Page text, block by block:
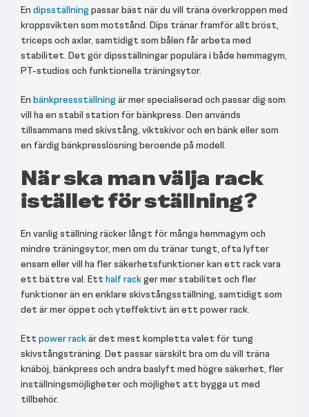
En dipsställning passar bäst när du vill träna överkroppen med
kroppsvikten som motstånd. Dips tränar framför allt bröst,
triceps och axlar, samtidigt som bålen får arbeta med
stabilitet. Det gör dipsställningar populära i både hemmagym,
PT-studios och funktionella träningsytor.
En bänkpressställning är mer specialiserad och passar dig som
vill ha en stabil station för bänkpress. Den används
tillsammans med skivstång, viktskivor och en bänk eller som
en färdig bänkpresslösning beroende på modell.
När ska man välja rack
istället för ställning?
En vanlig ställning räcker långt för många hemmagym och
mindre träningsytor, men om du tränar tungt, ofta lyfter
ensam eller vill ha fler säkerhetsfunktioner kan ett rack vara
ett bättre val. Ett half rackger mer stabilitet och fler
funktioner än en enklare skivstångsställning, samtidigt som
det är mer öppet och yteffektivt än ett power rack.
Ett power rackär det mest kompletta valet för tung
skivstångsträning. Det passar särskilt bra om du vill träna
knäböj, bänkpress och andra baslyft med högre säkerhet, fler
inställningsmöjligheter och möjlighet att bygga ut med
tillbehör.